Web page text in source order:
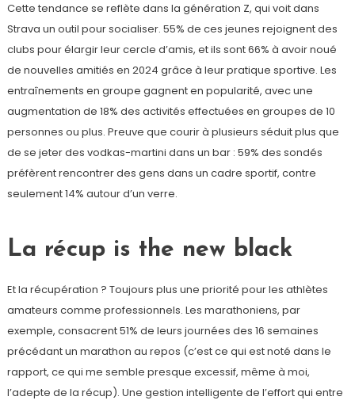
Cette tendance se reflète dans la génération Z, qui voit dans
Strava un outil pour socialiser. 55% de ces jeunes rejoignent des
clubs pour élargir leur cercle d’amis, et ils sont 66% à avoir noué
de nouvelles amitiés en 2024 grâce à leur pratique sportive. Les
entraînements en groupe gagnent en popularité, avec une
augmentation de 18% des activités effectuées en groupes de 10
personnes ou plus. Preuve que courir à plusieurs séduit plus que
de se jeter des vodkas-martini dans un bar : 59% des sondés
préfèrent rencontrer des gens dans un cadre sportif, contre
seulement 14% autour d’un verre.
La récup is the new black
Et la récupération ? Toujours plus une priorité pour les athlètes
amateurs comme professionnels. Les marathoniens, par
exemple, consacrent 51% de leurs journées des 16 semaines
précédant un marathon au repos (c’est ce qui est noté dans le
rapport, ce qui me semble presque excessif, même à moi,
l’adepte de la récup). Une gestion intelligente de l’effort qui entre